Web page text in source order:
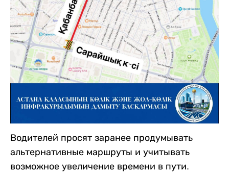
Водителей просят заранее продумывать
альтернативные маршруты и учитывать
возможное увеличение времени в пути.